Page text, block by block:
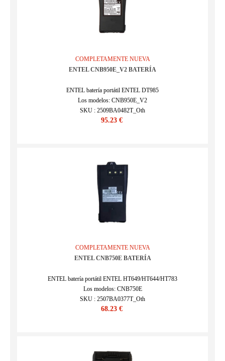
COMPLETAMENTE NUEVA
ENTEL CNB950E_V2 BATERÍA
ENTEL batería portátil ENTEL DT985
Los modelos: CNB950E_V2
SKU : 2509BA0482T_Oth
95.23 €
COMPLETAMENTE NUEVA
ENTEL CNB750E BATERÍA
ENTEL batería portátil ENTEL HT649/HT644/HT783
Los modelos: CNB750E
SKU : 2507BA0377T_Oth
68.23 €